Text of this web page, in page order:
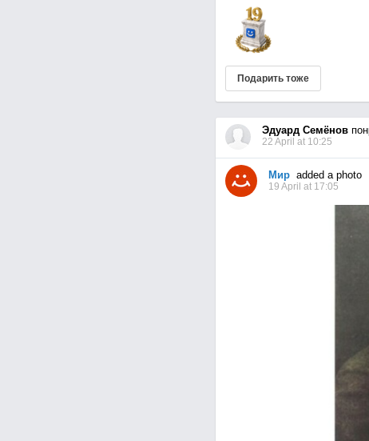
Подарить тоже
Эдуард Семёнов
22 April at 10:25
Мирadded a photo
19 April at 17:05